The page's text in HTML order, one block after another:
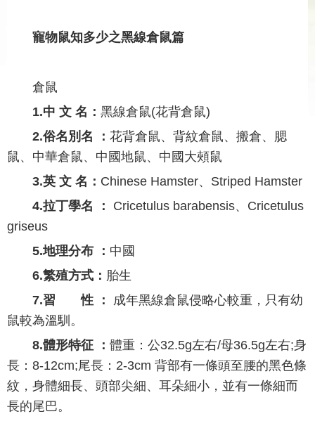
寵物鼠知多少之黑線倉鼠篇
倉鼠
1.中 文 名： 黑線倉鼠(花背倉鼠)
2.俗名別名 ： 花背倉鼠、背紋倉鼠、搬倉、腮
鼠、中華倉鼠、中國地鼠、中國大頰鼠
3.英 文 名： Chinese Hamster、Striped Hamster
4.拉丁學名 ：
Cricetulus barabensis、Cricetulus
griseus
5.地理分布 ： 中國
6.繁殖方式： 胎生
7.習 性 ：
成年黑線倉鼠侵略心較重，只有幼
鼠較為溫馴。
8.體形特征 ： 體重：公32.5g左右/母36.5g左右;身
長：8-12cm;尾長：2-3cm 背部有一條頭至腰的黑色條
紋，身體細長、頭部尖細、耳朵細小，並有一條細而
長的尾巴。